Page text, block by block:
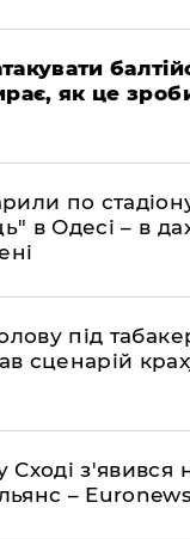
як це
по
в Одесі – в
під
сценарій
Сході з'явився
– Euronews